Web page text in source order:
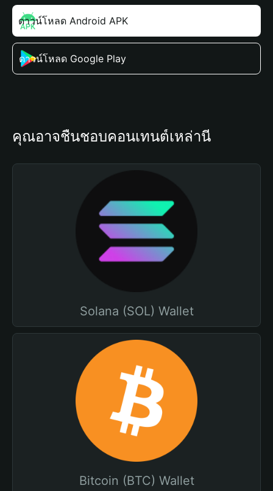
ดาวน์โหลด Android APK
ดาวน์โหลด Google Play
คุณอาจชื่นชอบคอนเทนต์เหล่านี้
Solana (SOL) Wallet
Bitcoin (BTC) Wallet